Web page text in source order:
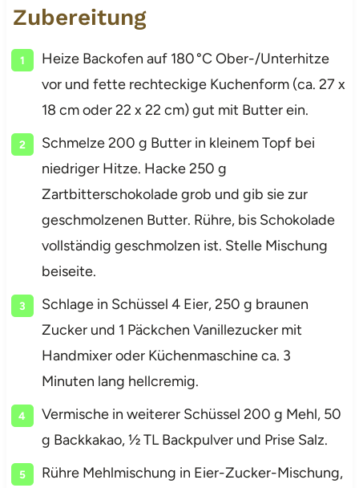
Zubereitung
Heize Backofen auf 180 °C Ober-/Unterhitze
vor und fette rechteckige Kuchenform (ca. 27 x
18 cm oder 22 x 22 cm) gut mit Butter ein.
Schmelze 200 g Butter in kleinem Topf bei
niedriger Hitze. Hacke 250 g
Zartbitterschokolade grob und gib sie zur
geschmolzenen Butter. Rühre, bis Schokolade
vollständig geschmolzen ist. Stelle Mischung
beiseite.
Schlage in Schüssel 4 Eier, 250 g braunen
Zucker und 1 Päckchen Vanillezucker mit
Handmixer oder Küchenmaschine ca. 3
Minuten lang hellcremig.
Vermische in weiterer Schüssel 200 g Mehl, 50
g Backkakao, ½ TL Backpulver und Prise Salz.
Rühre Mehlmischung in Eier-Zucker-Mischung,